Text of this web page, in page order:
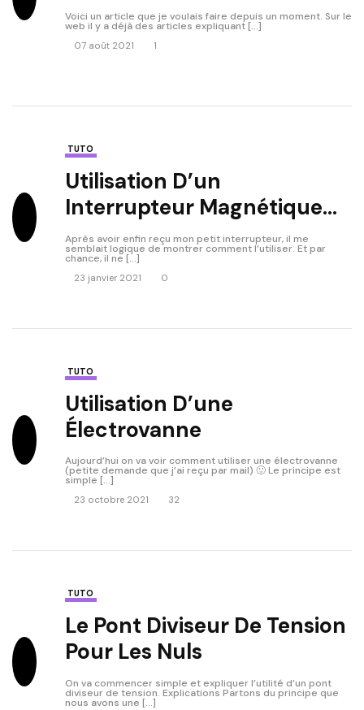
Voici un article que je voulais faire depuis un moment. Sur le
web il y a déjà des articles expliquant […]
07 août 2021 1
TUTO
Utilisation D’un
Interrupteur Magnétique
(magnetic Door Switch)
Après avoir enfin reçu mon petit interrupteur, il me
semblait logique de montrer comment l’utiliser. Et par
chance, il ne […]
23 janvier 2021 0
TUTO
Utilisation D’une
Électrovanne
Aujourd’hui on va voir comment utiliser une électrovanne
(petite demande que j’ai reçu par mail) 🙂 Le principe est
simple […]
23 octobre 2021 32
TUTO
Le Pont Diviseur De Tension
Pour Les Nuls
On va commencer simple et expliquer l’utilité d’un pont
diviseur de tension. Explications Partons du principe que
nous avons une […]